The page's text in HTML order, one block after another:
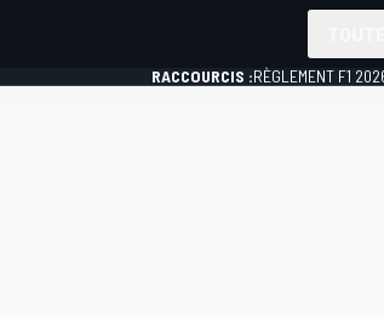
RACCOURCIS :RÈGLEMENT F1